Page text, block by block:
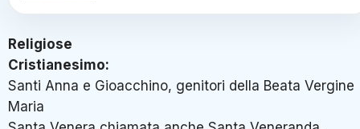
Religiose
Cristianesimo:
Santi Anna e Gioacchino, genitori della Beata Vergine
Maria